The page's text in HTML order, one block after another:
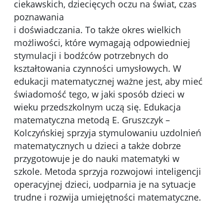
ciekawskich, dziecięcych oczu na świat, czas
poznawania
i doświadczania. To także okres wielkich
możliwości, które wymagają odpowiedniej
stymulacji i bodźców potrzebnych do
kształtowania czynności umysłowych. W
edukacji matematycznej ważne jest, aby mieć
świadomość tego, w jaki sposób dzieci w
wieku przedszkolnym uczą się. Edukacja
matematyczna metodą E. Gruszczyk –
Kolczyńskiej sprzyja stymulowaniu uzdolnień
matematycznych u dzieci a także dobrze
przygotowuje je do nauki matematyki w
szkole. Metoda sprzyja rozwojowi inteligencji
operacyjnej dzieci, uodparnia je na sytuacje
trudne i rozwija umiejętności matematyczne.